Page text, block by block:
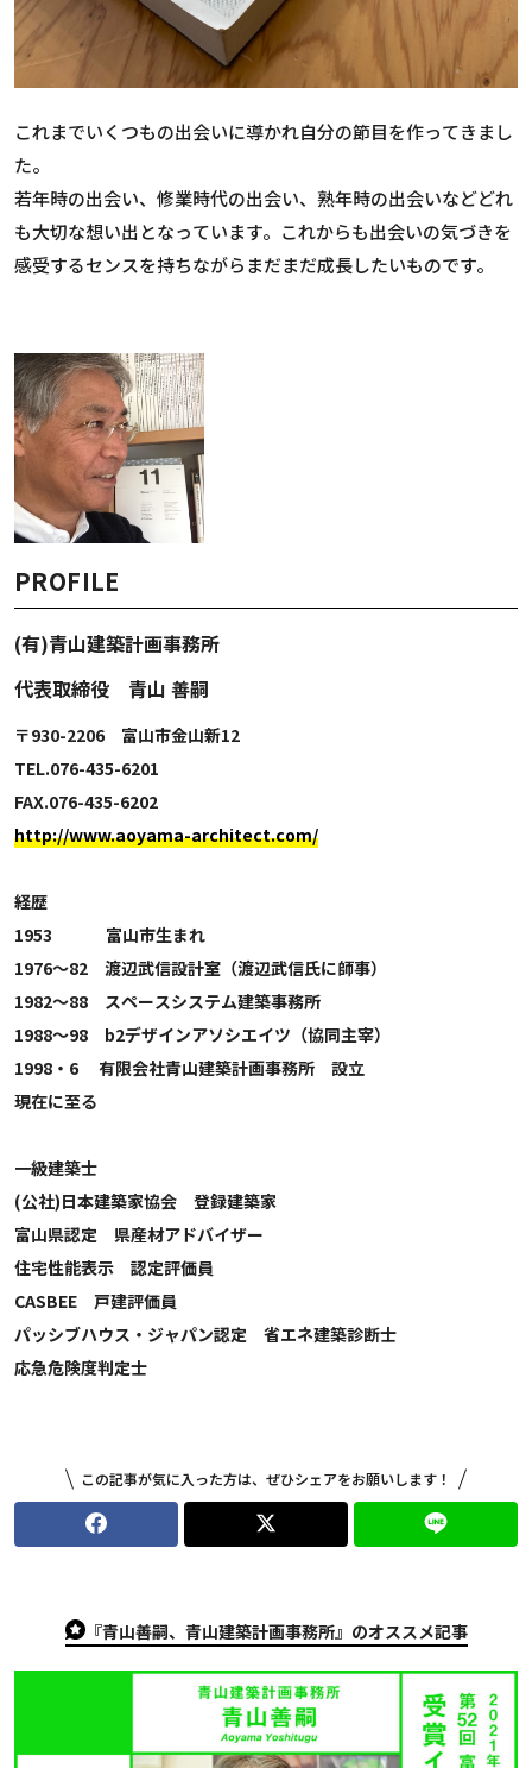
これまでいくつもの出会いに導かれ自分の節目を作ってきまし
た。
若年時の出会い、修業時代の出会い、熟年時の出会いなどどれ
も大切な想い出となっています。これからも出会いの気づきを
感受するセンスを持ちながらまだまだ成長したいものです。
PROFILE
(有)青山建築計画事務所
代表取締役 青山 善嗣
〒930-2206 富山市金山新12
TEL.076-435-6201
FAX.076-435-6202
http://www.aoyama-architect.com/
経歴
1953 富山市生まれ
1976～82 渡辺武信設計室（渡辺武信氏に師事）
1982～88 スペースシステム建築事務所
1988～98 b2デザインアソシエイツ（協同主宰）
1998・6 有限会社青山建築計画事務所 設立
現在に至る
一級建築士
(公社)日本建築家協会 登録建築家
富山県認定 県産材アドバイザー
住宅性能表示 認定評価員
CASBEE 戸建評価員
パッシブハウス・ジャパン認定 省エネ建築診断士
応急危険度判定士
この記事が気に入った方は、ぜひシェアをお願いします！
『青山善嗣、青山建築計画事務所』のオススメ記事